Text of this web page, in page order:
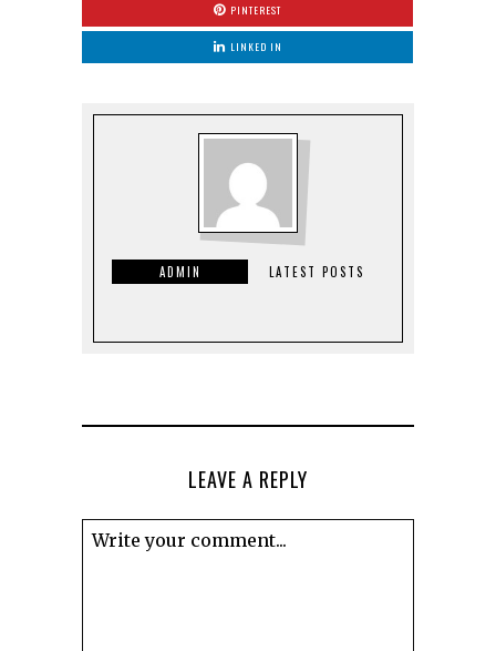
PINTEREST
LINKED IN
ADMIN LATEST POSTS
LEAVE A REPLY